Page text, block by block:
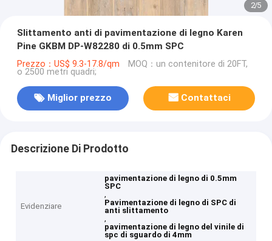
2/5
Slittamento anti di pavimentazione di legno Karen
Pine GKBM DP-W82280 di 0.5mm SPC
Prezzo：US$ 9.3-17.8/qm MOQ：un contenitore di 20FT,
o 2500 metri quadri;
Miglior prezzo Contattaci
Descrizione Di Prodotto
Evidenziare
pavimentazione di legno di 0.5mm
SPC
,
Pavimentazione di legno di SPC di
anti slittamento
,
pavimentazione di legno del vinile di
spc di sguardo di 4mm